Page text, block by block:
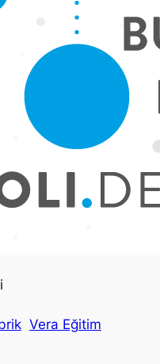
Vera Eğitim